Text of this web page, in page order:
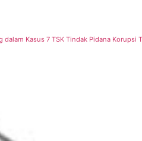
Kasus 7 TSK Tindak Pidana Korupsi